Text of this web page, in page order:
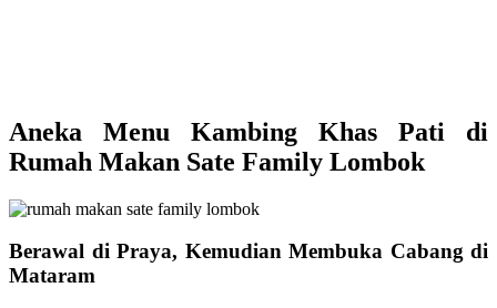
Aneka Menu Kambing Khas Pati di
Rumah Makan Sate Family Lombok
Berawal di Praya, Kemudian Membuka Cabang di
Mataram